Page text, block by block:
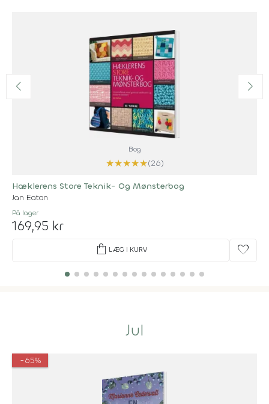
Bog
★★★★★(26)
Hæklerens Store Teknik- Og Mønsterbog
Jan Eaton
På lager
169,95 kr
shopping_bag LÆG I KURV favorite
Jul
-65%